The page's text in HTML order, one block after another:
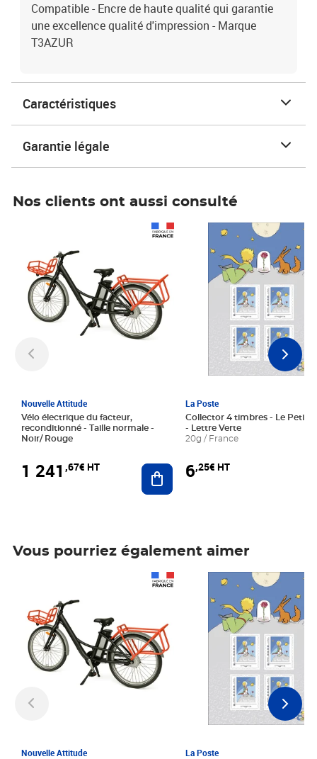
Compatible - Encre de haute qualité qui garantie
une excellence qualité d'impression - Marque
T3AZUR
Caractéristiques
Garantie légale
Nos clients ont aussi consulté
Nouvelle Attitude
Vélo électrique du facteur,
reconditionné - Taille normale -
Noir/ Rouge
1 241 ,67€ HT Ajouter au panier
La Poste
Collector 4 timbres - Le Petit
- Lettre Verte
20g / France
6,25€ HT
Prix 6,25€ HT
Vous pourriez également aimer
Nouvelle Attitude La Poste
Prix 6,25€ HT